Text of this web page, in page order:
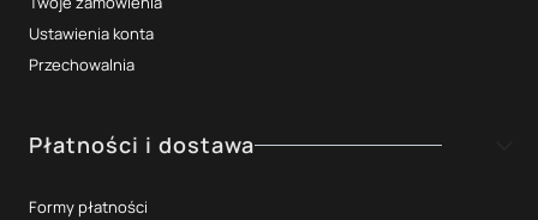
Ustawienia konta
Przechowalnia
Płatności i dostawa
Formy płatności